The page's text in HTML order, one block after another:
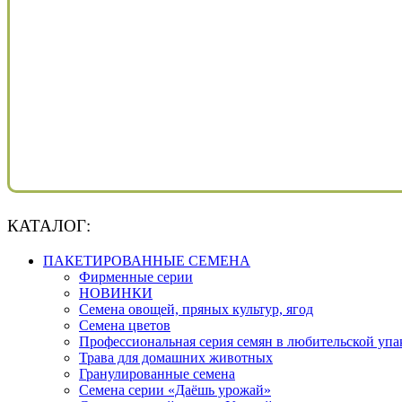
КАТАЛОГ:
ПАКЕТИРОВАННЫЕ СЕМЕНА
Фирменные серии
НОВИНКИ
Семена овощей, пряных культур, ягод
Семена цветов
Профессиональная серия семян в любительской
Трава для домашних животных
Гранулированные семена
Семена серии «Даёшь урожай»